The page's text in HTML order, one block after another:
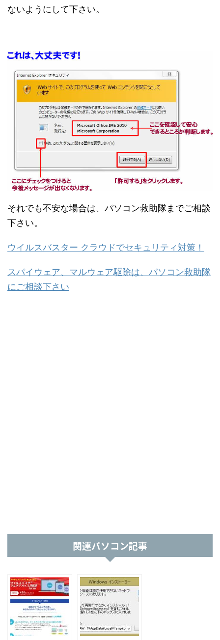
ないようにして下さい。
それでも不安な場合は、パソコン救助隊までご相談
下さい。
ウイルスバスター クラウドでセキュリティ対策！
スパイウェア、マルウェア駆除は、パソコン救助隊
にご相談下さい
関連パソコン記事